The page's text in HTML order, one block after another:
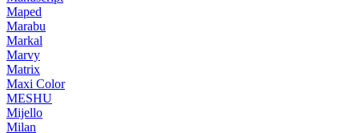
Maped
Marabu
Markal
Marvy
Matrix
Maxi Color
MESHU
Mijello
Milan